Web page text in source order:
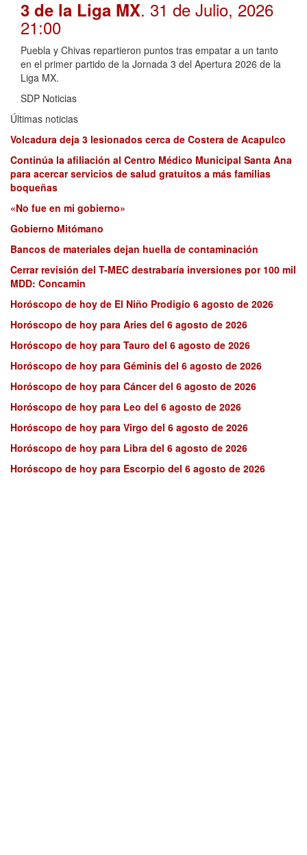
3 de la Liga MX. 31 de Julio, 2026
21:00
Puebla y Chivas repartieron puntos tras empatar a un tanto
en el primer partido de la Jornada 3 del Apertura 2026 de la
Liga MX.
SDP Noticias
Últimas noticias
Volcadura deja 3 lesionados cerca de Costera de Acapulco
Continúa la afiliación al Centro Médico Municipal Santa Ana
para acercar servicios de salud gratuitos a más familias
boqueñas
«No fue en mi gobierno»
Gobierno Mitómano
Bancos de materiales dejan huella de contaminación
Cerrar revisión del T-MEC destrabaría inversiones por 100 mil
MDD: Concamin
Horóscopo de hoy de El Niño Prodigio 6 agosto de 2026
Horóscopo de hoy para Aries del 6 agosto de 2026
Horóscopo de hoy para Tauro del 6 agosto de 2026
Horóscopo de hoy para Géminis del 6 agosto de 2026
Horóscopo de hoy para Cáncer del 6 agosto de 2026
Horóscopo de hoy para Leo del 6 agosto de 2026
Horóscopo de hoy para Virgo del 6 agosto de 2026
Horóscopo de hoy para Libra del 6 agosto de 2026
Horóscopo de hoy para Escorpio del 6 agosto de 2026